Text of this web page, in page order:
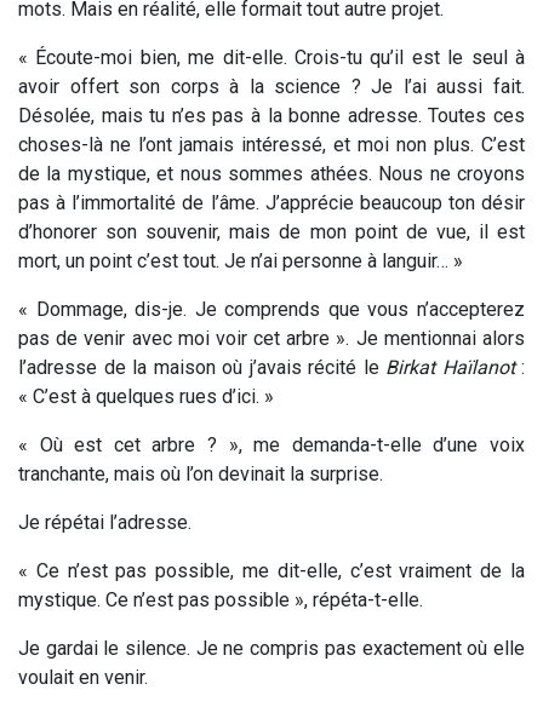
mots. Mais en réalité, elle formait tout autre projet.
« Écoute-moi bien, me dit-elle. Crois-tu qu’il est le seul à
avoir offert son corps à la science ? Je l’ai aussi fait.
Désolée, mais tu n’es pas à la bonne adresse. Toutes ces
choses-là ne l’ont jamais intéressé, et moi non plus. C’est
de la mystique, et nous sommes athées. Nous ne croyons
pas à l’immortalité de l’âme. J’apprécie beaucoup ton désir
d’honorer son souvenir, mais de mon point de vue, il est
mort, un point c’est tout. Je n’ai personne à languir… »
« Dommage, dis-je. Je comprends que vous n’accepterez
pas de venir avec moi voir cet arbre ». Je mentionnai alors
l’adresse de la maison où j’avais récité le Birkat Haïlanot:
« C’est à quelques rues d’ici. »
« Où est cet arbre ? », me demanda-t-elle d’une voix
tranchante, mais où l’on devinait la surprise.
Je répétai l’adresse.
« Ce n’est pas possible, me dit-elle, c’est vraiment de la
mystique. Ce n’est pas possible », répéta-t-elle.
Je gardai le silence. Je ne compris pas exactement où elle
voulait en venir.